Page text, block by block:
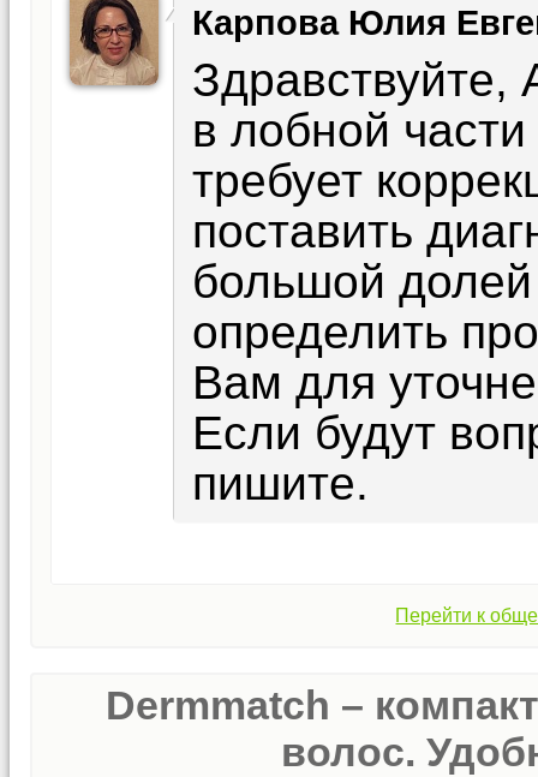
Карпова Юлия
Здравствуйте,
в лобной
требует
поставить
большой
определить
Вам для
Если будут
пишите.
Перейти к
Dermmatch –
волос.